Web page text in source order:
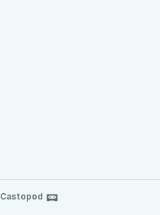
Castopod